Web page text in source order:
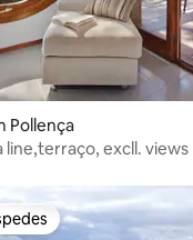
Pollença
line,terraço, excll. views